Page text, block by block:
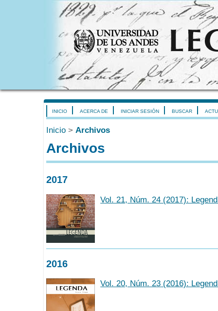
INICIO ACERCA DE INICIAR SESIÓN BUSCAR
Inicio > Archivos
Archivos
2017
Vol. 21, Núm. 24 (2017):
2016
Vol. 20, Núm. 23 (2016):